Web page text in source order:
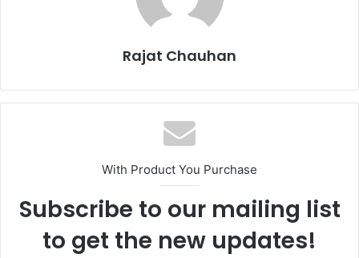
Rajat Chauhan
With Product You Purchase
Subscribe to our mailing list
to get the new updates!